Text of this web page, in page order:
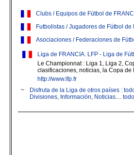
Clubs / Equipos de Fútbol de
Futbolistas / Jugadores de Fútbol de
Asociaciones / Federaciones de
Liga de FRANCIA. LFP - Liga de
Le Championnat : Liga 1, Liga 2,
clasificaciones, noticias, la Copa
http://www.lfp.fr
~
Disfruta de la Liga de otros países :
Divisiones, Información, Noticias....